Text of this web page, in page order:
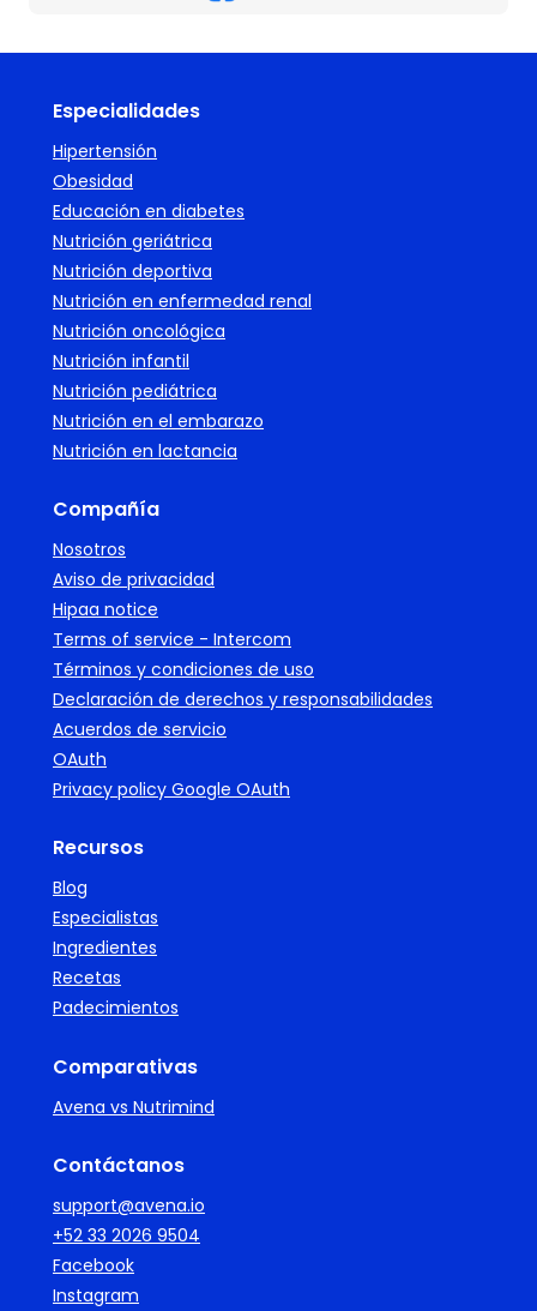
Especialidades
Hipertensión
Obesidad
Educación en diabetes
Nutrición geriátrica
Nutrición deportiva
Nutrición en enfermedad renal
Nutrición oncológica
Nutrición infantil
Nutrición pediátrica
Nutrición en el embarazo
Nutrición en lactancia
Compañía
Nosotros
Aviso de privacidad
Hipaa notice
Terms of service - Intercom
Términos y condiciones de uso
Declaración de derechos y responsabilidades
Acuerdos de servicio
OAuth
Privacy policy Google OAuth
Recursos
Blog
Especialistas
Ingredientes
Recetas
Padecimientos
Comparativas
Avena vs Nutrimind
Contáctanos
support@avena.io
+52 33 2026 9504
Facebook
Instagram